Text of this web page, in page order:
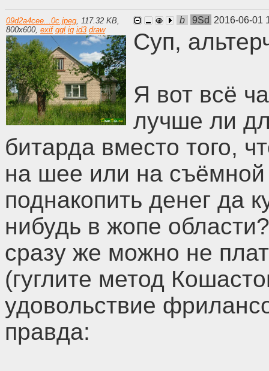
09d2a4cee...0c.jpeg, 117.32 KB,
800x600, exif ggl iq id3 draw
b 9Sd 2016-06-01
Суп,
Я вот всё
лучше ли
битарда вместо того,
на шее или на съёмной
поднакопить денег да
нибудь в жопе
сразу же можно не
(гуглите метод
удовольствие
правда: